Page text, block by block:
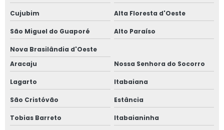
Cujubim Alta Floresta d'Oeste
São Miguel do Guaporé Alto Paraíso
Nova Brasilândia d'Oeste
Aracaju
Nossa Senhora do Socorro
Lagarto Itabaiana
São Cristóvão Estância
Tobias Barreto Itabaianinha